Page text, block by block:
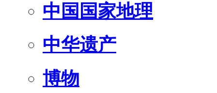
中国国家地理
中华遗产
博物